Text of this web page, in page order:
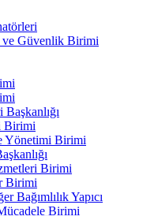
ve Güvenlik Birimi
Birimi
Yönetimi Birimi
Birimi
Birimi
Bağımlılık Yapıcı
Birimi